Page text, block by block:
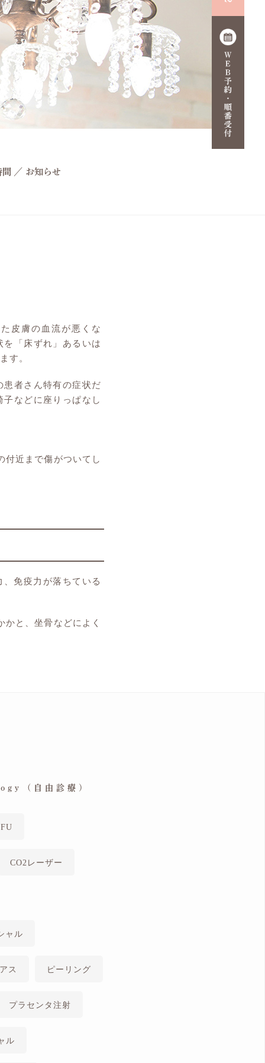
間 ／ お知らせ
皮膚の血流が悪くな
を「床ずれ」あるいは
す。
患者さん特有の症状だ
などに座りっぱなし
付近まで傷がついてし
免疫力が落ちている
と、坐骨などによく
(自由診療)
CO2レーザー
ャル
ス ピーリング
プラセンタ注射
ル